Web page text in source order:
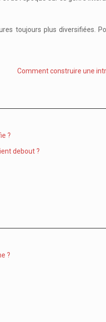
toujours plus diversifiées.
Comment construire une
?
debout ?
?